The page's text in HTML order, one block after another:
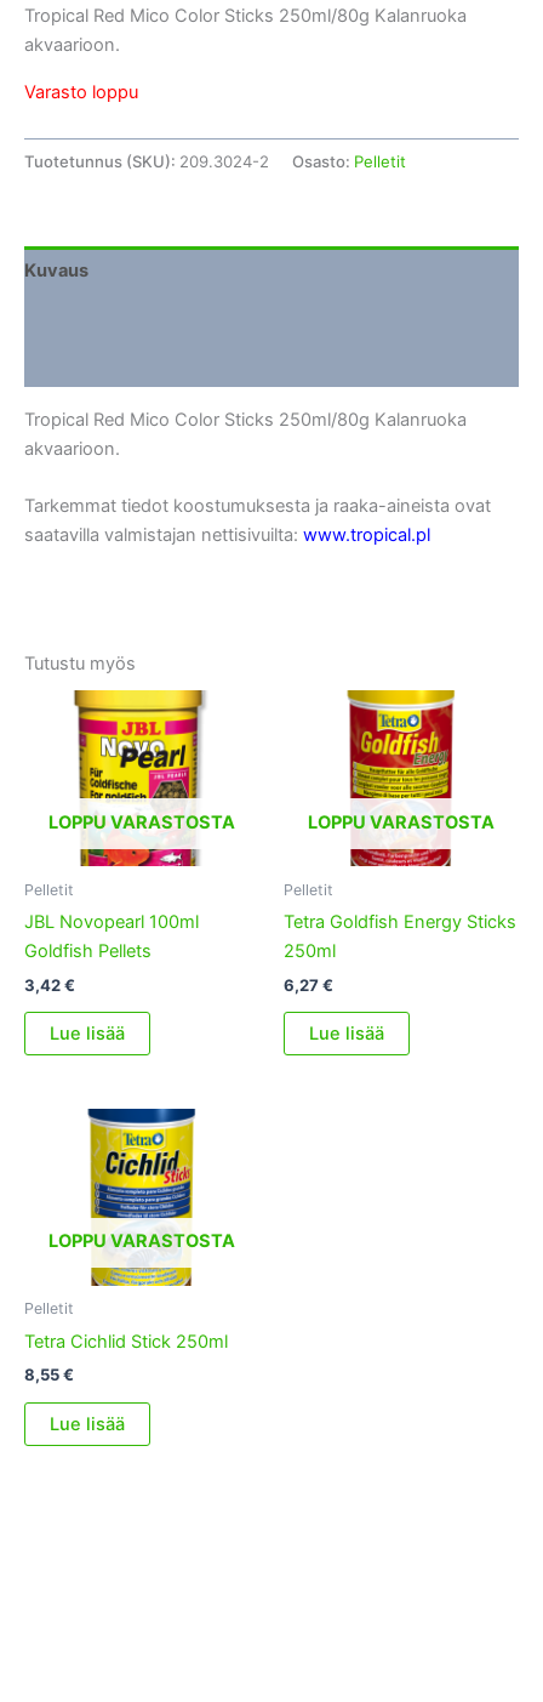
Tropical Red Mico Color Sticks 250ml/80g Kalanruoka
akvaarioon.
Varasto loppu
Tuotetunnus (SKU): 209.3024-2 Osasto: Pelletit
Kuvaus
Tropical Red Mico Color Sticks 250ml/80g Kalanruoka
akvaarioon.
Tarkemmat tiedot koostumuksesta ja raaka-aineista ovat
saatavilla valmistajan nettisivuilta: www.tropical.pl
Tutustu myös
LOPPU VARASTOSTA
Pelletit
JBL Novopearl 100ml
Goldfish Pellets
3,42€
Lue lisää
LOPPU VARASTOSTA
Pelletit
Tetra Goldfish Energy Sticks
250ml
6,27€
Lue lisää
LOPPU VARASTOSTA
Pelletit
Tetra Cichlid Stick 250ml
8,55€
Lue lisää